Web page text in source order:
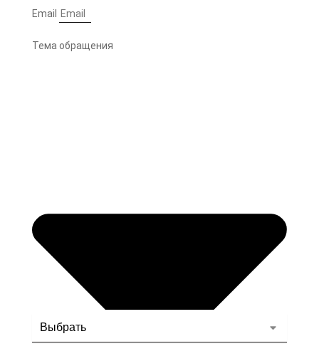
Email
Тема обращения